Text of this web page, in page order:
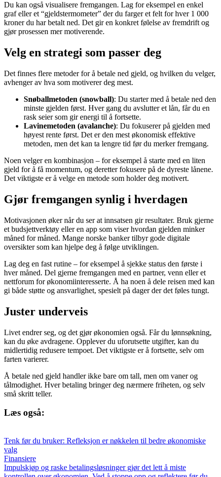
Du kan også visualisere fremgangen. Lag for eksempel en enkel
graf eller et “gjeldstermometer” der du farger et felt for hver 1 000
kroner du har betalt ned. Det gir en konkret følelse av fremdrift og
gjør prosessen mer motiverende.
Velg en strategi som passer deg
Det finnes flere metoder for å betale ned gjeld, og hvilken du velger,
avhenger av hva som motiverer deg mest.
Snøballmetoden (snowball): Du starter med å betale ned den
minste gjelden først. Hver gang du avslutter et lån, får du en
rask seier som gir energi til å fortsette.
Lavinemetoden (avalanche): Du fokuserer på gjelden med
høyest rente først. Det er den mest økonomisk effektive
metoden, men det kan ta lengre tid før du merker fremgang.
Noen velger en kombinasjon – for eksempel å starte med en liten
gjeld for å få momentum, og deretter fokusere på de dyreste lånene.
Det viktigste er å velge en metode som holder deg motivert.
Gjør fremgangen synlig i hverdagen
Motivasjonen øker når du ser at innsatsen gir resultater. Bruk gjerne
et budsjettverktøy eller en app som viser hvordan gjelden minker
måned for måned. Mange norske banker tilbyr gode digitale
oversikter som kan hjelpe deg å følge utviklingen.
Lag deg en fast rutine – for eksempel å sjekke status den første i
hver måned. Del gjerne fremgangen med en partner, venn eller et
nettforum for økonomiinteresserte. Å ha noen å dele reisen med kan
gi både støtte og ansvarlighet, spesielt på dager der det føles tungt.
Juster underveis
Livet endrer seg, og det gjør økonomien også. Får du lønnsøkning,
kan du øke avdragene. Opplever du uforutsette utgifter, kan du
midlertidig redusere tempoet. Det viktigste er å fortsette, selv om
farten varierer.
Å betale ned gjeld handler ikke bare om tall, men om vaner og
tålmodighet. Hver betaling bringer deg nærmere friheten, og selv
små skritt teller.
Læs også:
Tenk før du bruker: Refleksjon er nøkkelen til bedre økonomiske
valg
Finansiere
Impulskjøp og raske betalingsløsninger gjør det lett å miste